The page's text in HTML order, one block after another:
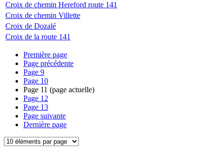
Croix de chemin Hereford route 141
Croix de chemin Villette
Croix de Dozalé
Croix de la route 141
Première page
Page précédente
Page 9
Page 10
Page 11 (page actuelle)
Page 12
Page 13
Page suivante
Dernière page